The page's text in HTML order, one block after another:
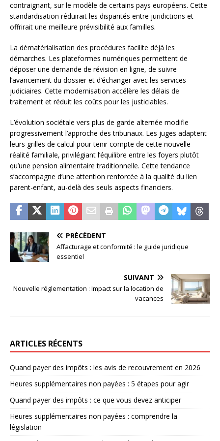
contraignant, sur le modèle de certains pays européens. Cette
standardisation réduirait les disparités entre juridictions et
offrirait une meilleure prévisibilité aux familles.
La dématérialisation des procédures facilite déjà les
démarches. Les plateformes numériques permettent de
déposer une demande de révision en ligne, de suivre
l’avancement du dossier et d’échanger avec les services
judiciaires. Cette modernisation accélère les délais de
traitement et réduit les coûts pour les justiciables.
L’évolution sociétale vers plus de garde alternée modifie
progressivement l’approche des tribunaux. Les juges adaptent
leurs grilles de calcul pour tenir compte de cette nouvelle
réalité familiale, privilégiant l’équilibre entre les foyers plutôt
qu’une pension alimentaire traditionnelle. Cette tendance
s’accompagne d’une attention renforcée à la qualité du lien
parent-enfant, au-delà des seuls aspects financiers.
PRÉCÉDENT
Affacturage et conformité : le guide juridique
essentiel
SUIVANT
Nouvelle réglementation : Impact sur la location de
vacances
ARTICLES RÉCENTS
Quand payer des impôts : les avis de recouvrement en 2026
Heures supplémentaires non payées : 5 étapes pour agir
Quand payer des impôts : ce que vous devez anticiper
Heures supplémentaires non payées : comprendre la
législation